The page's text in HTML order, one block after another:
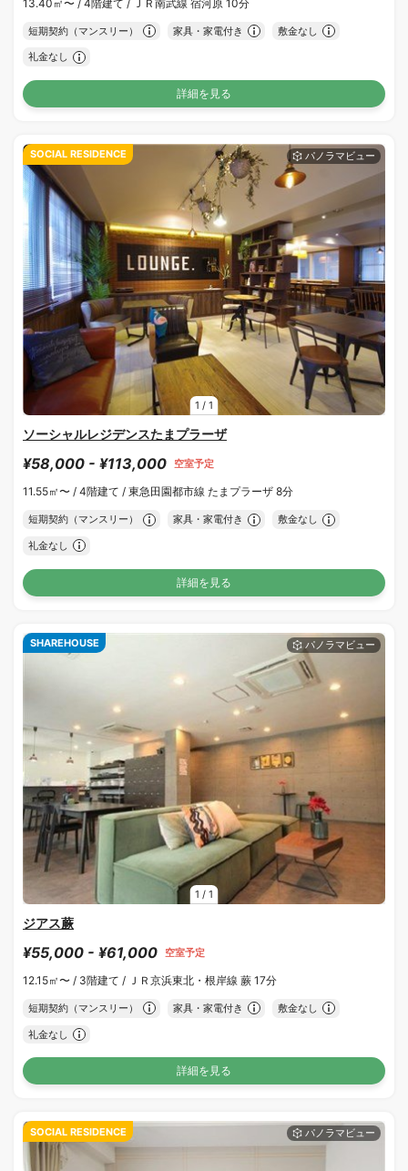
13.40㎡〜 / 4階建て / ＪＲ南武線 宿河原 10分
短期契約（マンスリー） 家具・家電付き 敷金なし
礼金なし
詳細を見る
1 / 1
SOCIAL RESIDENCE
ソーシャルレジデンスたまプラーザ
¥58,000 - ¥113,000 空室予定
11.55㎡〜 / 4階建て / 東急田園都市線 たまプラーザ 8分
短期契約（マンスリー） 家具・家電付き 敷金なし
礼金なし
詳細を見る
1 / 1
SHAREHOUSE
ジアス蕨
¥55,000 - ¥61,000 空室予定
12.15㎡〜 / 3階建て / ＪＲ京浜東北・根岸線 蕨 17分
短期契約（マンスリー） 家具・家電付き 敷金なし
礼金なし
詳細を見る
SOCIAL RESIDENCE